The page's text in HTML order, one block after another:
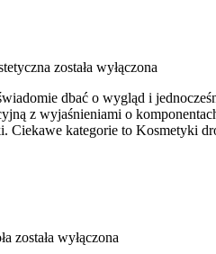
została wyłączona
dbać o wygląd i
z wyjaśnieniami o
Ciekawe kategorie to Kosmetyki
została wyłączona